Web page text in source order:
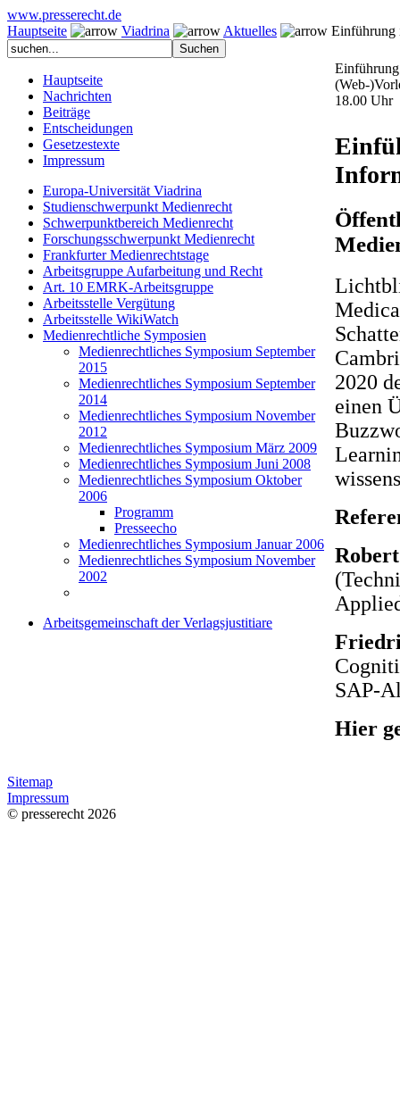
www.presserecht.de
Hauptseite
Viadrina Aktuelles Einführung
Hauptseite
Nachrichten
Beiträge
Entscheidungen
Gesetzestexte
Impressum
Europa-Universität Viadrina
Studienschwerpunkt Medienrecht
Schwerpunktbereich Medienrecht
Forschungsschwerpunkt Medienrecht
Frankfurter Medienrechtstage
Arbeitsgruppe Aufarbeitung und Recht
Art. 10 EMRK-Arbeitsgruppe
Arbeitsstelle Vergütung
Arbeitsstelle WikiWatch
Medienrechtliche Symposien
Medienrechtliches Symposium September
2015
Medienrechtliches Symposium September
2014
Medienrechtliches Symposium November
2012
Medienrechtliches Symposium März 2009
Medienrechtliches Symposium Juni 2008
Medienrechtliches Symposium Oktober
2006
Programm
Presseecho
Medienrechtliches Symposium Januar 2006
Medienrechtliches Symposium November
2002
Arbeitsgemeinschaft der Verlagsjustitiare
(Web-
18.00 Uhr
2020
einen
SAP-
Hier
Sitemap
Impressum
© presserecht 2026